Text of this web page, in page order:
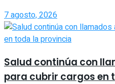
7 agosto, 2026
Salud continúa con
para cubrir cargos en